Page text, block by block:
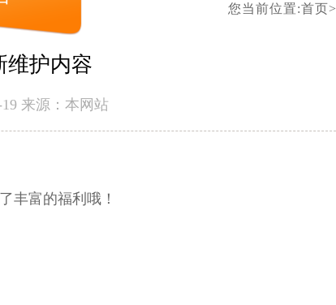
您当前位置:首页>
维护内容
来源：本网站
丰富的福利哦！